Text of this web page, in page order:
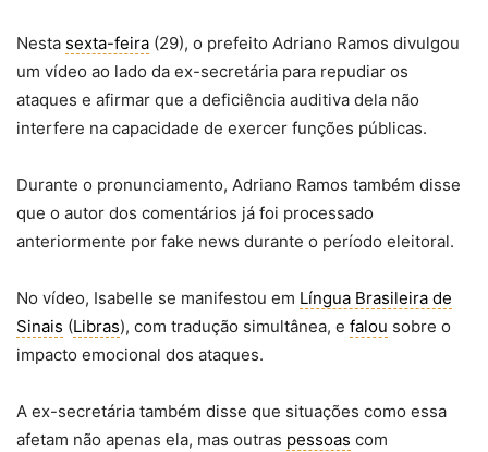
Nesta sexta-feira (29), o prefeito Adriano Ramos divulgou
um vídeo ao lado da ex-secretária para repudiar os
ataques e afirmar que a deficiência auditiva dela não
interfere na capacidade de exercer funções públicas.
Durante o pronunciamento, Adriano Ramos também disse
que o autor dos comentários já foi processado
anteriormente por fake news durante o período eleitoral.
No vídeo, Isabelle se manifestou em Língua Brasileira de
Sinais (Libras), com tradução simultânea, e falou sobre o
impacto emocional dos ataques.
A ex-secretária também disse que situações como essa
afetam não apenas ela, mas outras pessoas com